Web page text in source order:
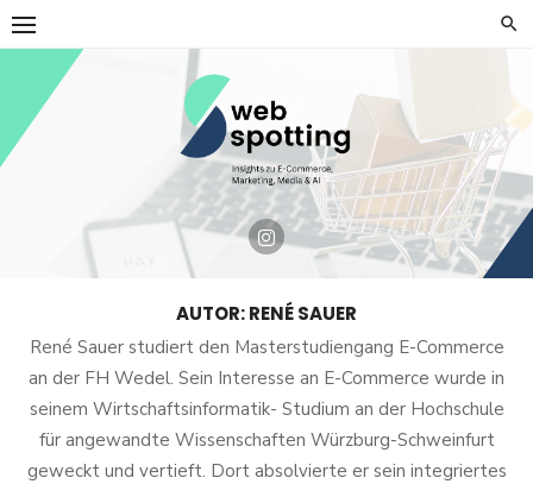
Skip
to
content
AUTOR:RENÉ SAUER
René Sauer studiert den Masterstudiengang E-Commerce
an der FH Wedel. Sein Interesse an E-Commerce wurde in
seinem Wirtschaftsinformatik- Studium an der Hochschule
für angewandte Wissenschaften Würzburg-Schweinfurt
geweckt und vertieft. Dort absolvierte er sein integriertes